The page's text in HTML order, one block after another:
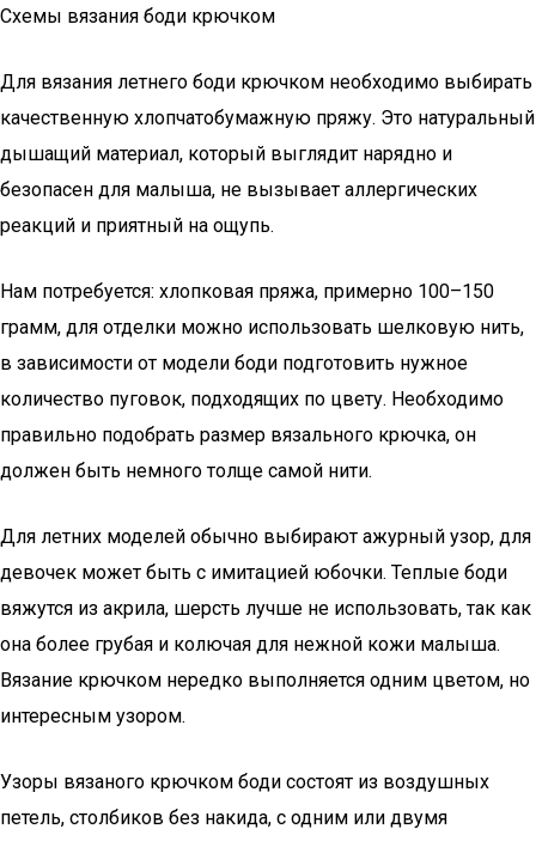
Схемы вязания боди крючком
Для вязания летнего боди крючком необходимо выбирать
качественную хлопчатобумажную пряжу. Это натуральный
дышащий материал, который выглядит нарядно и
безопасен для малыша, не вызывает аллергических
реакций и приятный на ощупь.
Нам потребуется: хлопковая пряжа, примерно 100–150
грамм, для отделки можно использовать шелковую нить,
в зависимости от модели боди подготовить нужное
количество пуговок, подходящих по цвету. Необходимо
правильно подобрать размер вязального крючка, он
должен быть немного толще самой нити.
Для летних моделей обычно выбирают ажурный узор, для
девочек может быть с имитацией юбочки. Теплые боди
вяжутся из акрила, шерсть лучше не использовать, так как
она более грубая и колючая для нежной кожи малыша.
Вязание крючком нередко выполняется одним цветом, но
интересным узором.
Узоры вязаного крючком боди состоят из воздушных
петель, столбиков без накида, с одним или двумя